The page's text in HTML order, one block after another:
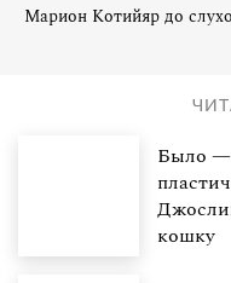
Марион Котийяр до
Было —
кошку